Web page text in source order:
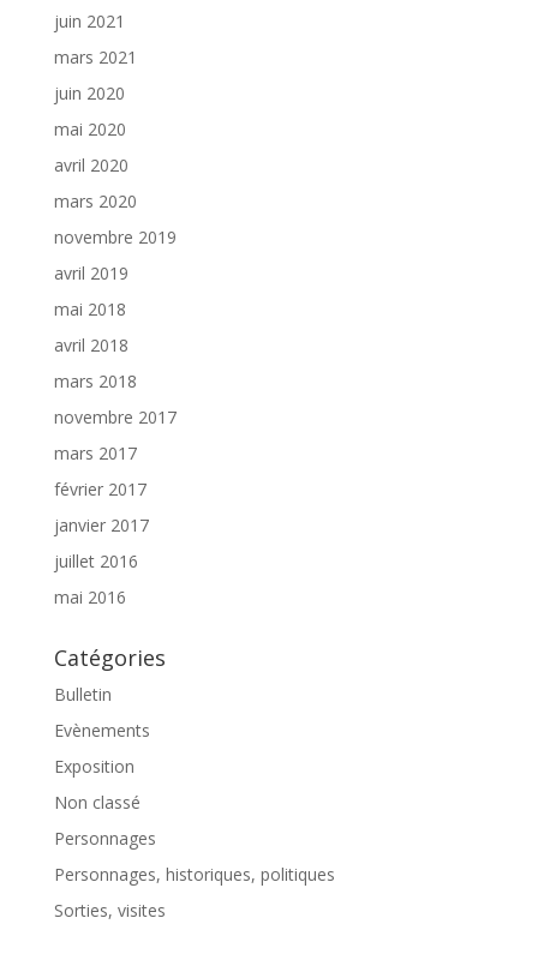
juin 2021
mars 2021
juin 2020
mai 2020
avril 2020
mars 2020
novembre 2019
avril 2019
mai 2018
avril 2018
mars 2018
novembre 2017
mars 2017
février 2017
janvier 2017
juillet 2016
mai 2016
Catégories
Bulletin
Evènements
Exposition
Non classé
Personnages
Personnages, historiques, politiques
Sorties, visites